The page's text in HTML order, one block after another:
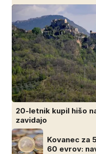
20-letnik kupil hišo
zavidajo
Kovanec za
60 evrov: